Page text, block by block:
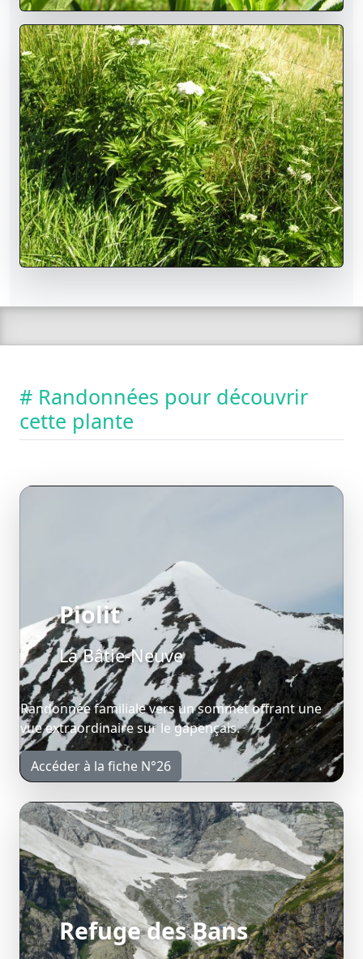
# Randonnées pour découvrir
cette plante
Piolit
La Bâtie-Neuve
Randonnée familiale vers un sommet offrant une
vue extraordinaire sur le gapençais.
Accéder à la fiche N°26
Refuge des Bans